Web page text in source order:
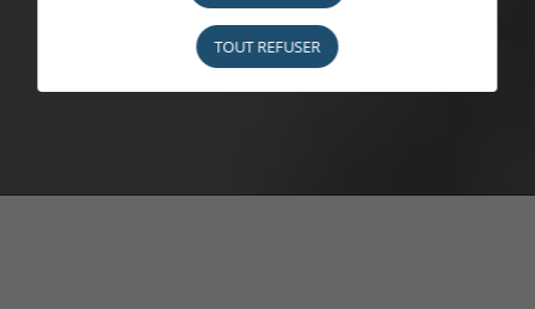
TOUT REFUSER